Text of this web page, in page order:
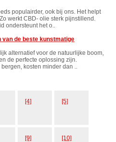
populairder, ook bij ons. Het helpt
werkt CBD- olie sterk pijnstillend.
ondersteunt het o..
van de beste kunstmatige
alternatief voor de natuurlijke boom,
de perfecte oplossing zijn.
kosten minder dan ..
[4] [5]
[9] [10]